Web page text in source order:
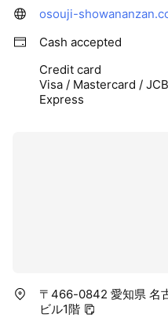
osouji-
Cash accepted
Credit card
Visa / Mastercard /
Express
〒466-0842 愛知県 名
ビル1階